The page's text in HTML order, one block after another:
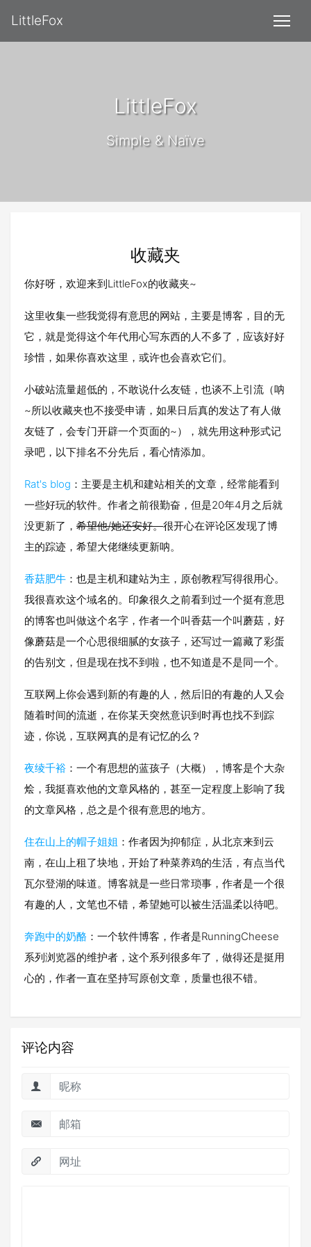
LittleFox
LittleFox
Simple & Naïve
收藏夹
你好呀，欢迎来到LittleFox的收藏夹~
这里收集一些我觉得有意思的网站，主要是博客，目的无
它，就是觉得这个年代用心写东西的人不多了，应该好好
珍惜，如果你喜欢这里，或许也会喜欢它们。
小破站流量超低的，不敢说什么友链，也谈不上引流（呐
~所以收藏夹也不接受申请，如果日后真的发达了有人做
友链了，会专门开辟一个页面的~），就先用这种形式记
录吧，以下排名不分先后，看心情添加。
Rat's blog ：主要是主机和建站相关的文章，经常能看到
一些好玩的软件。作者之前很勤奋，但是20年4月之后就
没更新了， 希望他/她还安好。很开心在评论区发现了博
主的踪迹，希望大佬继续更新呐。
香菇肥牛 ：也是主机和建站为主，原创教程写得很用心。
我很喜欢这个域名的。印象很久之前看到过一个挺有意思
的博客也叫做这个名字，作者一个叫香菇一个叫蘑菇，好
像蘑菇是一个心思很细腻的女孩子，还写过一篇藏了彩蛋
的告别文，但是现在找不到啦，也不知道是不是同一个。
互联网上你会遇到新的有趣的人，然后旧的有趣的人又会
随着时间的流逝，在你某天突然意识到时再也找不到踪
迹，你说，互联网真的是有记忆的么？
夜绫千裕 ：一个有思想的蓝孩子（大概），博客是个大杂
烩，我挺喜欢他的文章风格的，甚至一定程度上影响了我
的文章风格，总之是个很有意思的地方。
住在山上的帽子姐姐 ：作者因为抑郁症，从北京来到云
南，在山上租了块地，开始了种菜养鸡的生活，有点当代
瓦尔登湖的味道。博客就是一些日常琐事，作者是一个很
有趣的人，文笔也不错，希望她可以被生活温柔以待吧。
奔跑中的奶酪 ：一个软件博客，作者是RunningCheese
系列浏览器的维护者，这个系列很多年了，做得还是挺用
心的，作者一直在坚持写原创文章，质量也很不错。
评论内容